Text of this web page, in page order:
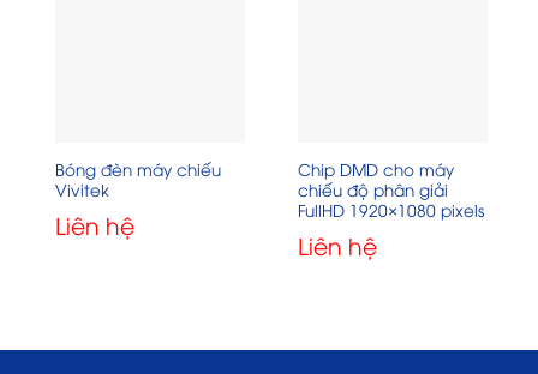
Bóng đèn máy chiếu
Vivitek
Liên hệ
Chip DMD cho máy
chiếu độ phân giải
FullHD 1920×1080 pixels
Liên hệ